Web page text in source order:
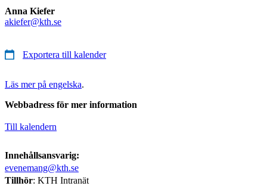
Anna Kiefer
akiefer@kth.se
Exportera till kalender
Läs mer på engelska.
Webbadress för mer information
Till kalendern
Innehållsansvarig:
evenemang@kth.se
Tillhör: KTH Intranät